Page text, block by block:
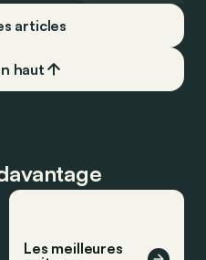
!
articles
haut
Les meilleures